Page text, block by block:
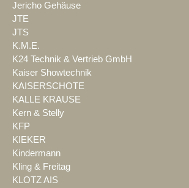
Jericho Gehäuse
JTE
JTS
K.M.E.
K24 Technik & Vertrieb GmbH
Kaiser Showtechnik
KAISERSCHOTE
KALLE KRAUSE
Kern & Stelly
KFP
KIEKER
Kindermann
Kling & Freitag
KLOTZ AIS